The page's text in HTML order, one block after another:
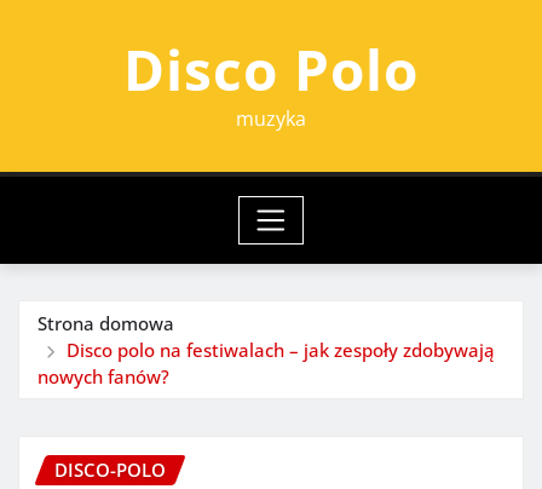
Disco Polo
muzyka
Strona domowa
Disco polo na festiwalach – jak zespoły zdobywają
nowych fanów?
DISCO-POLO